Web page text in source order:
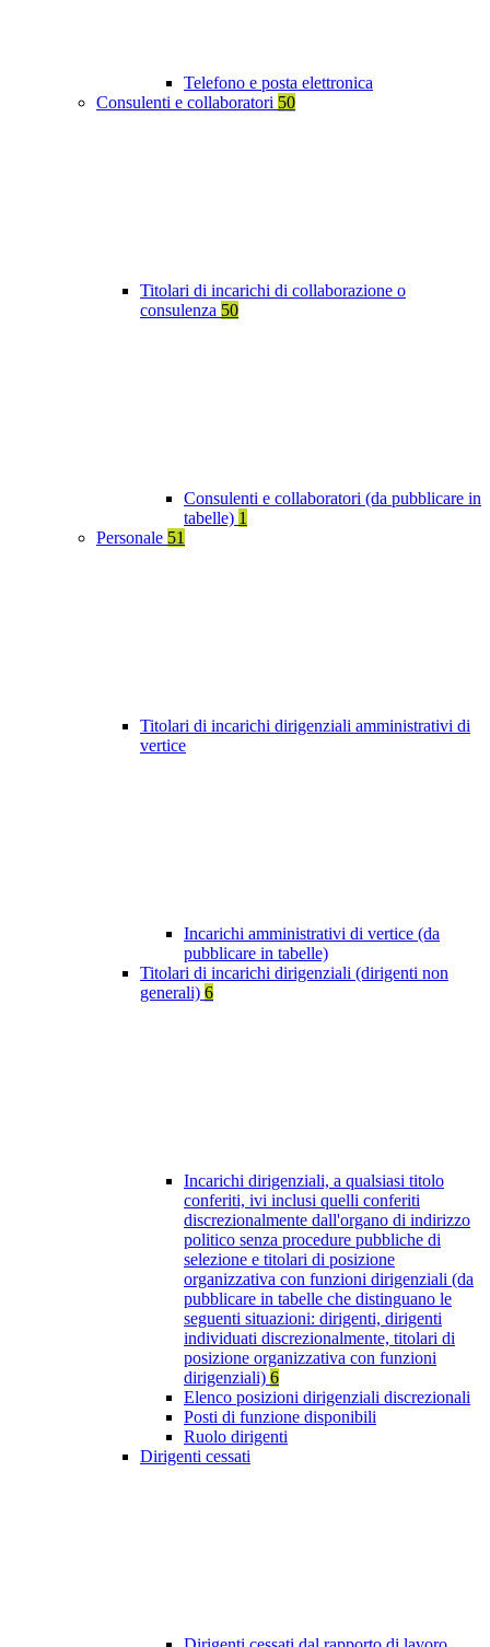
Telefono e posta elettronica
Consulenti e collaboratori 50
Titolari di incarichi di collaborazione o
consulenza 50
Consulenti e collaboratori (da pubblicare in
tabelle) 1
Personale 51
Titolari di incarichi dirigenziali amministrativi di
vertice
Incarichi amministrativi di vertice (da
pubblicare in tabelle)
Titolari di incarichi dirigenziali (dirigenti non
generali) 6
Incarichi dirigenziali, a qualsiasi titolo
conferiti, ivi inclusi quelli conferiti
discrezionalmente dall'organo di indirizzo
politico senza procedure pubbliche di
selezione e titolari di posizione
organizzativa con funzioni dirigenziali (da
pubblicare in tabelle che distinguano le
seguenti situazioni: dirigenti, dirigenti
individuati discrezionalmente, titolari di
posizione organizzativa con funzioni
dirigenziali) 6
Elenco posizioni dirigenziali discrezionali
Posti di funzione disponibili
Ruolo dirigenti
Dirigenti cessati